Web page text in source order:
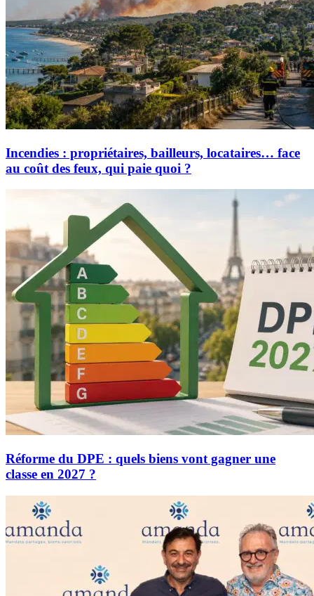
Incendies : propriétaires, bailleurs, locataires… face
au coût des feux, qui paie quoi ?
Réforme du DPE : quels biens vont gagner une
classe en 2027 ?